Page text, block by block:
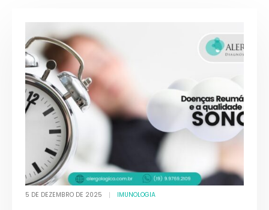
5 DE DEZEMBRO DE 2025 IMUNOLOGIA